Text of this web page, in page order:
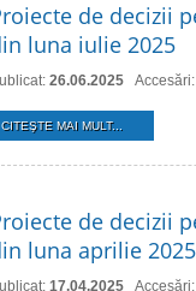
de decizii
luna iulie 2025
26.06.2025
CITEŞTE MAI MULT...
de decizii
luna aprilie 2025
17.04.2025